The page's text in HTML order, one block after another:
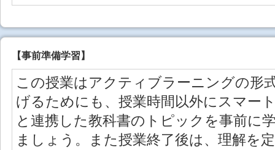
【事前準備学習】
この授業はアクティブラーニングの形
げるためにも、授業時間以外にスマー
と連携した教科書のトピックを事前に
ましょう。また授業終了後は、理解を